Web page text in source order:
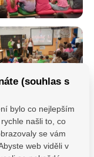
(souhlas s
bylo co nejlepším
našli to, co
se vám
web viděli v